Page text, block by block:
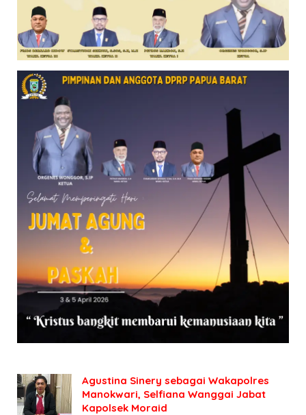
Agustina Sinery sebagai Wakapolres
Manokwari, Selfiana Wanggai Jabat
Kapolsek Moraid